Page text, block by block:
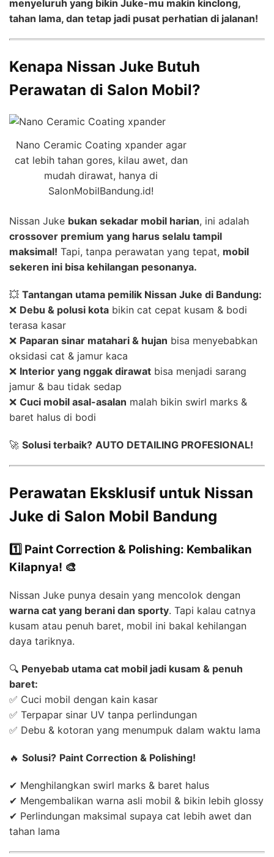
menyeluruh yang bikin Juke-mu makin kinclong,
tahan lama, dan tetap jadi pusat perhatian di jalanan!
Kenapa Nissan Juke Butuh
Perawatan di Salon Mobil?
Nano Ceramic Coating xpander agar
cat lebih tahan gores, kilau awet, dan
mudah dirawat, hanya di
SalonMobilBandung.id!
Nissan Juke bukan sekadar mobil harian, ini adalah
crossover premium yang harus selalu tampil
maksimal! Tapi, tanpa perawatan yang tepat, mobil
sekeren ini bisa kehilangan pesonanya.
💥 Tantangan utama pemilik Nissan Juke di Bandung:
❌ Debu & polusi kota bikin cat cepat kusam & bodi
terasa kasar
❌ Paparan sinar matahari & hujan bisa menyebabkan
oksidasi cat & jamur kaca
❌ Interior yang nggak dirawat bisa menjadi sarang
jamur & bau tidak sedap
❌ Cuci mobil asal-asalan malah bikin swirl marks &
baret halus di bodi
🚀 Solusi terbaik? AUTO DETAILING PROFESIONAL!
Perawatan Eksklusif untuk Nissan
Juke di Salon Mobil Bandung
1️⃣ Paint Correction & Polishing: Kembalikan
Kilapnya! 🎨
Nissan Juke punya desain yang mencolok dengan
warna cat yang berani dan sporty. Tapi kalau catnya
kusam atau penuh baret, mobil ini bakal kehilangan
daya tariknya.
🔍 Penyebab utama cat mobil jadi kusam & penuh
baret:
✅ Cuci mobil dengan kain kasar
✅ Terpapar sinar UV tanpa perlindungan
✅ Debu & kotoran yang menumpuk dalam waktu lama
🔥 Solusi? Paint Correction & Polishing!
✔ Menghilangkan swirl marks & baret halus
✔ Mengembalikan warna asli mobil & bikin lebih glossy
✔ Perlindungan maksimal supaya cat lebih awet dan
tahan lama